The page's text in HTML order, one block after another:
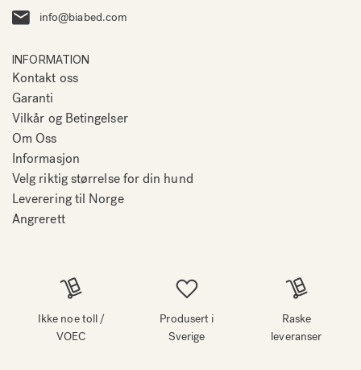
info@biabed.com
INFORMATION
Kontakt oss
Garanti
Vilkår og Betingelser
Om Oss
Informasjon
Velg riktig størrelse for din hund
Leverering til Norge
Angrerett
Ikke noe toll /
VOEC
Produsert i
Sverige
Raske
leveranser